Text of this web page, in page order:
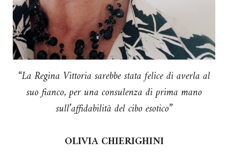
“La Regina Vittoria sarebbe stata felice di averla al
suo fianco, per una consulenza di prima mano
sull’affidabilità del cibo esotico”
OLIVIA CHIERIGHINI